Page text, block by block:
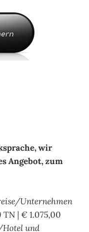
wir
Angebot, zum
Unternehmen
TN | € 1.075,00
und